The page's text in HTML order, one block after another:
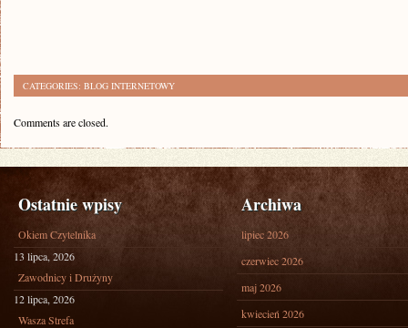
CATEGORIES: BLOG INTERNETOWY
Comments are closed.
Ostatnie wpisy
Okiem Czytelnika
13 lipca, 2026
Zawodnicy i Drużyny
12 lipca, 2026
Wasza Strefa
Archiwa
lipiec 2026
czerwiec 2026
maj 2026
kwiecień 2026